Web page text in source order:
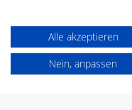
Alle akzeptieren
Nein, anpassen